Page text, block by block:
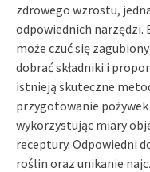
zdrowego wzrostu,
odpowiednich narzędzi.
może czuć się
dobrać składniki i
istnieją skuteczne
przygotowanie
wykorzystując miary
receptury. Odpowiedni
roślin oraz unikanie